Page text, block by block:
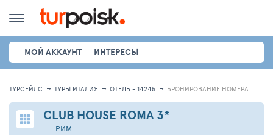
МОЙ АККАУНТ ИНТЕРЕСЫ
ТУРСЕЙЛС ТУРЫ ИТАЛИЯ ОТЕЛЬ - 14245 БРОНИРОВАНИЕ НОМЕРА
CLUB HOUSE ROMA 3*
РИМ